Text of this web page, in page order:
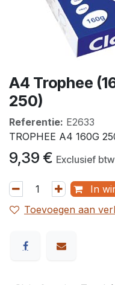
A4 Trophee
250)
Referentie: E2633
TROPHEE A4 160G
9,39 € Exclusief btw
In
Toevoegen aan